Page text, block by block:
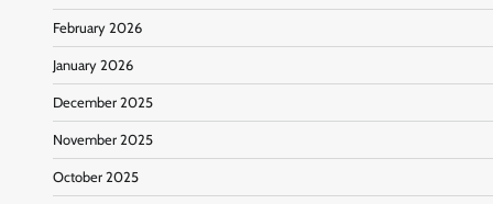
February 2026
January 2026
December 2025
November 2025
October 2025